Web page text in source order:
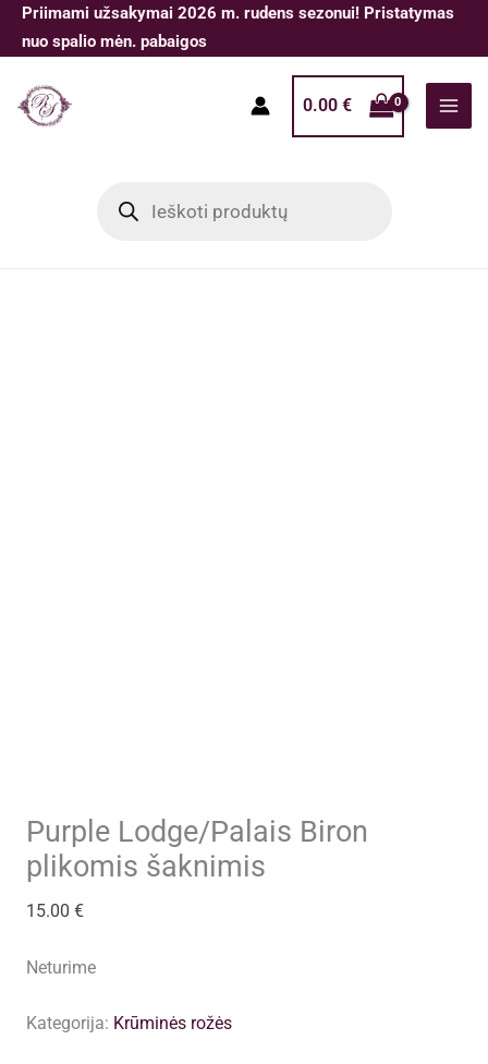
Pereiti
prie
Priimami užsakymai 2026 m. rudens sezonui! Pristatymas
nuo spalio mėn. pabaigos
0.00 €
search
Purple Lodge/Palais Biron
plikomis šaknimis
15.00 €
Neturime
Kategorija: Krūminės rožės